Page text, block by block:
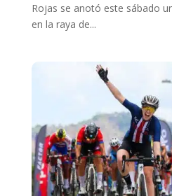
Rojas se anotó este sábado
en la raya de...